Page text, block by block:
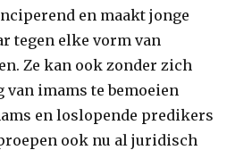
en maakt jonge
tegen elke vorm van
Ze kan ook zonder zich
van imams te bemoeien
en loslopende predikers
ook nu al juridisch